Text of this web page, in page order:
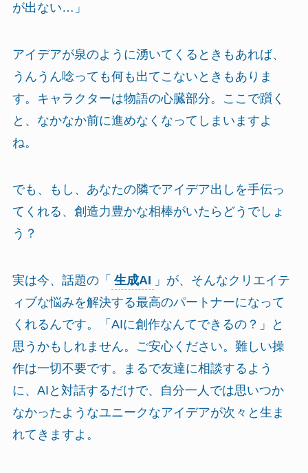
が出ない…」
アイデアが泉のように湧いてくるときもあれば、
うんうん唸っても何も出てこないときもありま
す。キャラクターは物語の心臓部分。ここで躓く
と、なかなか前に進めなくなってしまいますよ
ね。
でも、もし、あなたの隣でアイデア出しを手伝っ
てくれる、創造力豊かな相棒がいたらどうでしょ
う？
実は今、話題の「 生成AI 」が、そんなクリエイテ
ィブな悩みを解決する最高のパートナーになって
くれるんです。「AIに創作なんてできるの？」と
思うかもしれません。ご安心ください。難しい操
作は一切不要です。まるで友達に相談するよう
に、AIと対話するだけで、自分一人では思いつか
なかったようなユニークなアイデアが次々と生ま
れてきますよ。